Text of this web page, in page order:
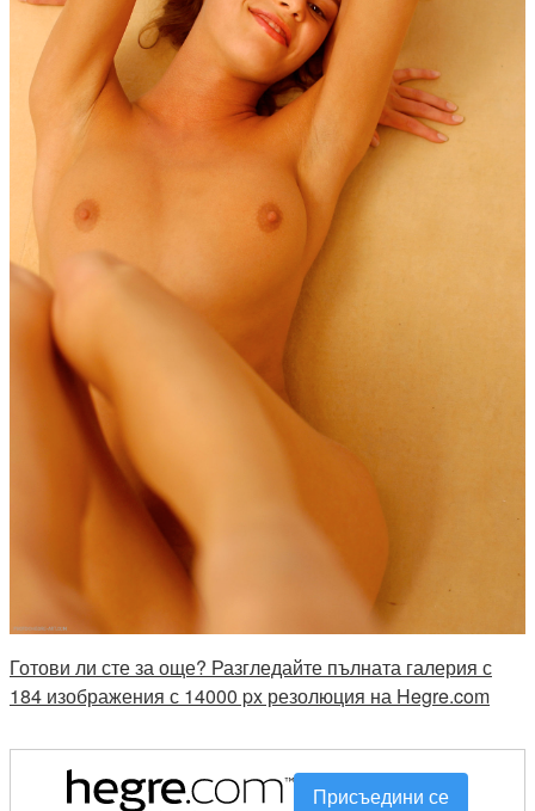
Готови ли сте за още? Разгледайте пълната галерия с
184 изображения с 14000 px резолюция на Hegre.com
Присъедини се